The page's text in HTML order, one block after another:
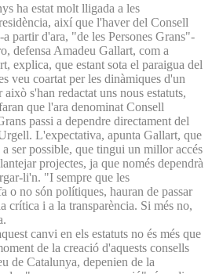
ha estat molt lligada a les
així que l'haver del Consell
partir d'ara, "de les Persones Grans"-
defensa Amadeu Gallart, com a
explica, que estant sota el paraigua del
veu coartat per les dinàmiques d'un
s'han redactat uns nous estatuts,
que l'ara denominat Consell
passi a dependre directament del
L'expectativa, apunta Gallart, que
ser possible, que tingui un millor accés
projectes, ja que només dependrà
li'n. "I sempre que les
o no són polítiques, hauran de passar
crítica i a la transparència. Si més no,
canvi en els estatuts no és més que
de la creació d'aquests consells
de Catalunya, depenien de la